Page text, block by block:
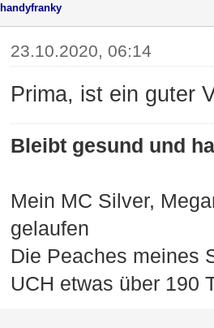
handyfranky
23.10.2020, 06:14
Prima, ist ein guter
Bleibt gesund und
Mein MC Silver,
gelaufen
Die Peaches meines
UCH etwas über 190